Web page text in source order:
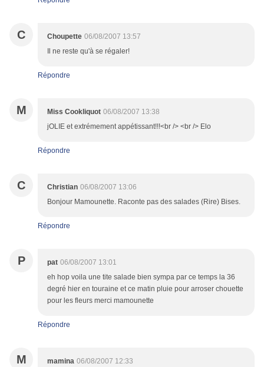
C Choupette 06/08/2007 13:57
Il ne reste qu'à se régaler!
Répondre
M Miss Cookliquot 06/08/2007 13:38
jOLIE et extrémement appétissant!!!<br /> <br /> Elo
Répondre
C Christian 06/08/2007 13:06
Bonjour Mamounette. Raconte pas des salades (Rire) Bises.
Répondre
P pat 06/08/2007 13:01
eh hop voila une tite salade bien sympa par ce temps la 36
degré hier en touraine et ce matin pluie pour arroser chouette
pour les fleurs merci mamounette
Répondre
M mamina 06/08/2007 12:33